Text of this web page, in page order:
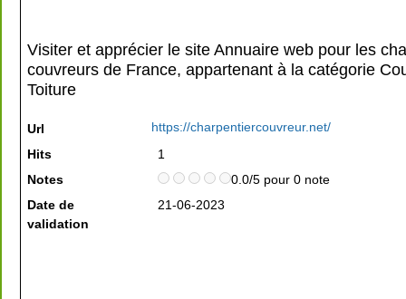
Visiter et apprécier le site Annuaire web pour les
couvreurs de France, appartenant à la catégorie
Toiture
Url
https://charpentiercouvreur.net/
Hits
1
Notes
0.0/5 pour 0 note
Date de
validation
21-06-2023